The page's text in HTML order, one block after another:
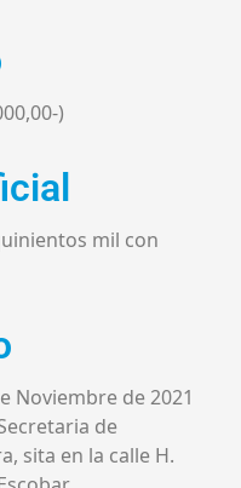
)
mil con
Noviembre de 2021
de
sita en la calle H.